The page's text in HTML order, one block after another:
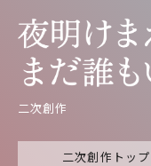
二次創作
二次創作トップ